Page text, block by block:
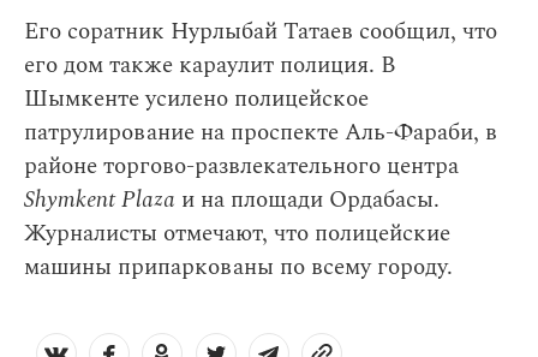
Его соратник Нурлыбай Татаев сообщил, что
его дом также караулит полиция. В
Шымкенте усилено полицейское
патрулирование на проспекте Аль-Фараби, в
районе торгово-развлекательного центра
Shymkent Plaza и на площади Ордабасы.
Журналисты отмечают, что полицейские
машины припаркованы по всему городу.